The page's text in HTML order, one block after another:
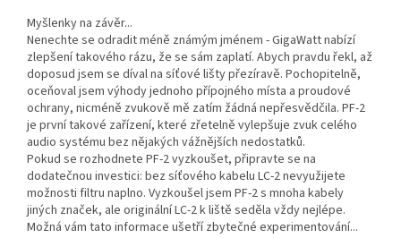
Myšlenky na závěr...
Nenechte se odradit méně známým jménem - GigaWatt nabízí
zlepšení takového rázu, že se sám zaplatí. Abych pravdu řekl, až
doposud jsem se díval na síťové lišty přezíravě. Pochopitelně,
oceňoval jsem výhody jednoho přípojného místa a proudové
ochrany, nicméně zvukově mě zatím žádná nepřesvědčila. PF-2
je první takové zařízení, které zřetelně vylepšuje zvuk celého
audio systému bez nějakých vážnějších nedostatků.
Pokud se rozhodnete PF-2 vyzkoušet, připravte se na
dodatečnou investici: bez síťového kabelu LC-2 nevyužijete
možnosti filtru naplno. Vyzkoušel jsem PF-2 s mnoha kabely
jiných značek, ale originální LC-2 k liště seděla vždy nejlépe.
Možná vám tato informace ušetří zbytečné experimentování...